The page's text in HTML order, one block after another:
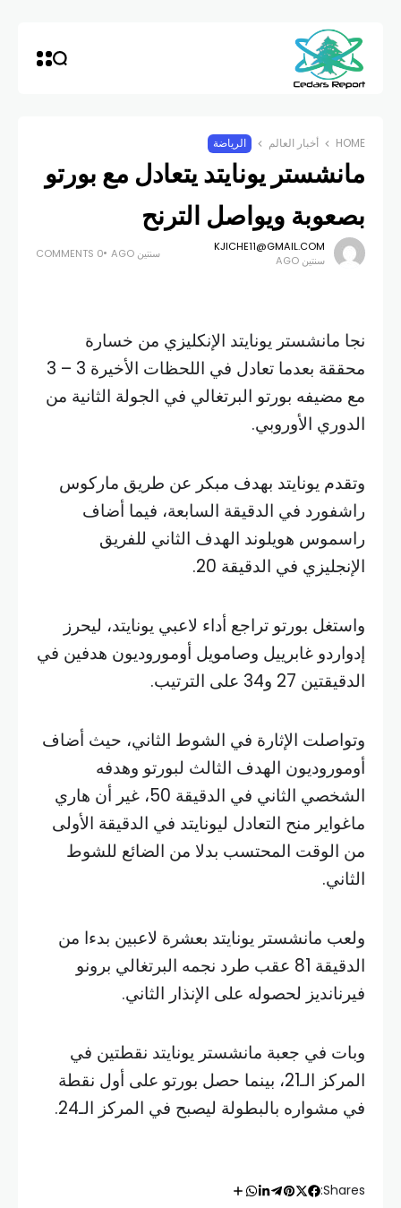
HOME أخبار العالم الرياضة
مانشستر يونايتد يتعادل مع بورتو
بصعوبة ويواصل الترنح
KJICHE11@GMAIL.COM
سنتين AGO
سنتين AGO 0 COMMENTS
نجا مانشستر يونايتد الإنكليزي من خسارة
محققة بعدما تعادل في اللحظات الأخيرة 3 – 3
مع مضيفه بورتو البرتغالي في الجولة الثانية من
الدوري الأوروبي.
وتقدم يونايتد بهدف مبكر عن طريق ماركوس
راشفورد في الدقيقة السابعة، فيما أضاف
راسموس هويلوند الهدف الثاني للفريق
الإنجليزي في الدقيقة 20.
واستغل بورتو تراجع أداء لاعبي يونايتد، ليحرز
إدواردو غابرييل وصامويل أوموروديون هدفين في
الدقيقتين 27 و34 على الترتيب.
وتواصلت الإثارة في الشوط الثاني، حيث أضاف
أوموروديون الهدف الثالث لبورتو وهدفه
الشخصي الثاني في الدقيقة 50، غير أن هاري
ماغواير منح التعادل ليونايتد في الدقيقة الأولى
من الوقت المحتسب بدلا من الضائع للشوط
الثاني.
ولعب مانشستر يونايتد بعشرة لاعبين بدءا من
الدقيقة 81 عقب طرد نجمه البرتغالي برونو
فيرنانديز لحصوله على الإنذار الثاني.
وبات في جعبة مانشستر يونايتد نقطتين في
المركز الـ21، بينما حصل بورتو على أول نقطة
في مشواره بالبطولة ليصبح في المركز الـ24.
Shares: